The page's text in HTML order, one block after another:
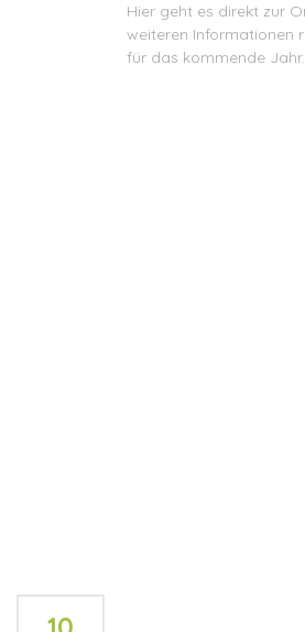
Hier geht es direkt zur
weiteren Informationen
für das kommende Jahr.